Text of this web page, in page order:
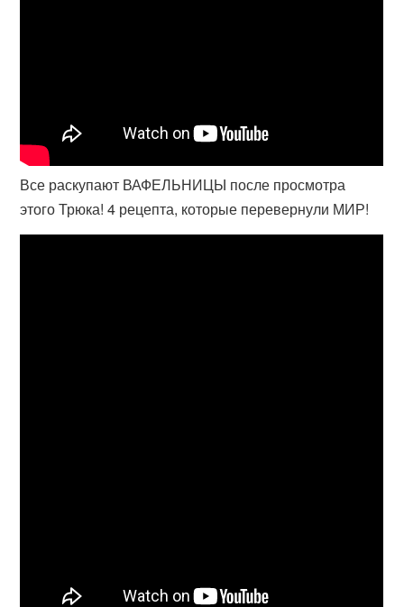
Все раскупают ВАФЕЛЬНИЦЫ после просмотра
этого Трюка! 4 рецепта, которые перевернули МИР!